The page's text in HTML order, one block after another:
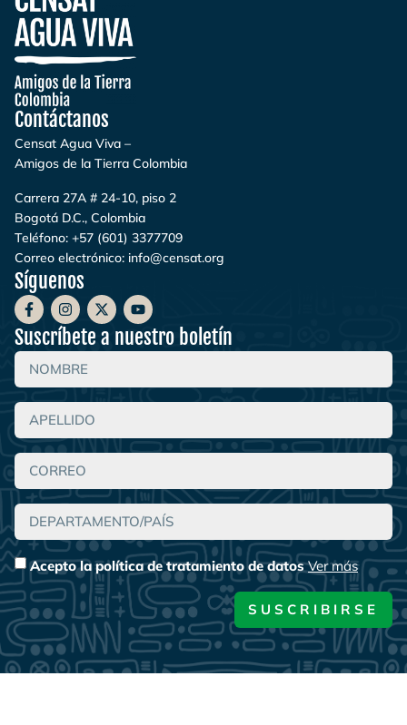
Contáctanos
Censat Agua Viva –
Amigos de la Tierra Colombia
Carrera 27A # 24-10, piso 2
Bogotá D.C., Colombia
Teléfono: +57 (601) 3377709
Correo electrónico: info@censat.org
Síguenos
Suscríbete a nuestro boletín
Acepto la política de tratamiento de datosVer más
SUSCRIBIRSE